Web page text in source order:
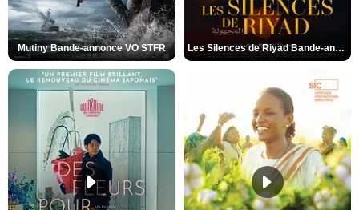
Mutiny Bande-annonce VO STFR Les Silences de Riyad Bande-annonce VO STFR